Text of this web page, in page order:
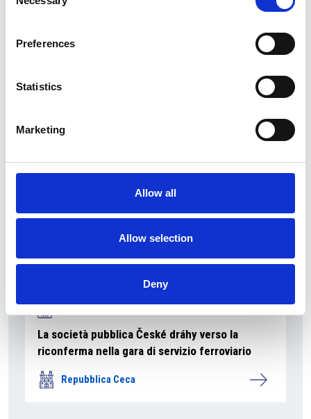
Selection
Preferences
Statistics
Marketing
Allow all
Allow selection
Deny
La Škoda avvia la produzione del suo SUV Peaq
La società pubblica České dráhy verso la
riconferma nella gara di servizio ferroviario
Repubblica Ceca